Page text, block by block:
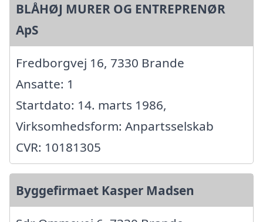
BLÅHØJ MURER OG ENTREPRENØR
ApS
Fredborgvej 16, 7330 Brande
Ansatte: 1
Startdato: 14. marts 1986,
Virksomhedsform: Anpartsselskab
CVR: 10181305
Byggefirmaet Kasper Madsen